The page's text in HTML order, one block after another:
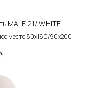
MALE 21/ WHITE
место 80х160/90х200